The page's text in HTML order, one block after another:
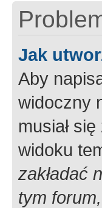
Jak
Aby
widoczny
musiał
widoku
zakładać
tym